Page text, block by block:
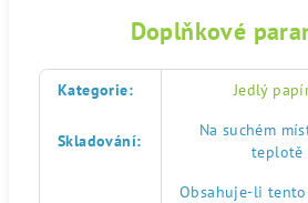
Doplňkové
Kategorie: Jedlý
Skladování:
Na suchém
teplotě
Obsahuje-li